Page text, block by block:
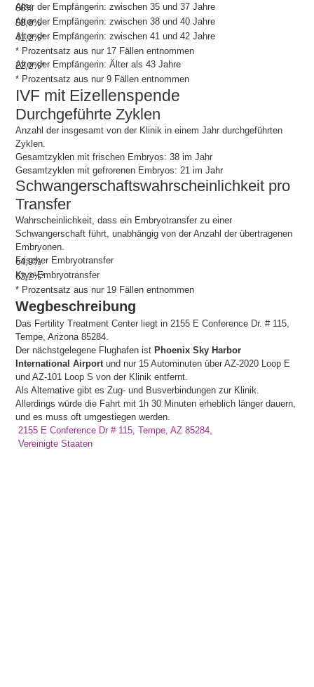
Alter der Empfängerin: zwischen 35 und 37 Jahre
66%
Alter der Empfängerin: zwischen 38 und 40 Jahre
58,8%
Alter der Empfängerin: zwischen 41 und 42 Jahre
41,2%*
* Prozentsatz aus nur 17 Fällen entnommen
Alter der Empfängerin: Älter als 43 Jahre
22,2%*
* Prozentsatz aus nur 9 Fällen entnommen
IVF mit Eizellenspende
Durchgeführte Zyklen
Anzahl der insgesamt von der Klinik in einem Jahr durchgeführten
Zyklen.
Gesamtzyklen mit frischen Embryos:38 im Jahr
Gesamtzyklen mit gefrorenen Embryos: 21 im Jahr
Schwangerschaftswahrscheinlichkeit pro
Transfer
Wahrscheinlichkeit, dass ein Embryotransfer zu einer
Schwangerschaft führt, unabhängig von der Anzahl der übertragenen
Embryonen.
Frischer Embryotransfer
64,9%
Kryo-Embryotransfer
63,2%*
* Prozentsatz aus nur 19 Fällen entnommen
Wegbeschreibung
Das Fertility Treatment Center liegt in 2155 E Conference Dr. # 115,
Tempe, Arizona 85284.
Der nächstgelegene Flughafen istPhoenix Sky Harbor
International Airport und nur 15 Autominuten über AZ-2020 Loop E
und AZ-101 Loop S von der Klinik entfernt.
Als Alternative gibt es Zug- und Busverbindungen zur Klinik.
Allerdings würde die Fahrt mit 1h 30 Minuten erheblich länger dauern,
und es muss oft umgestiegen werden.
2155 E Conference Dr # 115, Tempe, AZ 85284,
Vereinigte Staaten